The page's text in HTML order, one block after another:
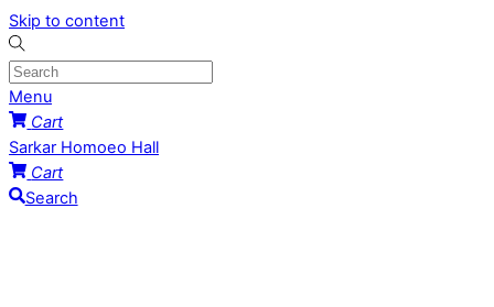
Skip to content
Menu
Cart
Sarkar Homoeo Hall
Cart
Search